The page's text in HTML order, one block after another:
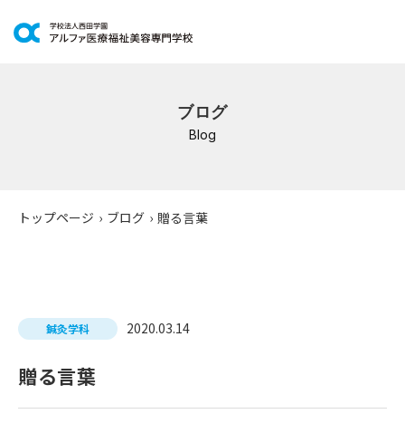
研修・講座
公共職業訓練
ブログ
Blog
トップページ › ブログ › 贈る言葉
鍼灸学科 2020.03.14
贈る言葉